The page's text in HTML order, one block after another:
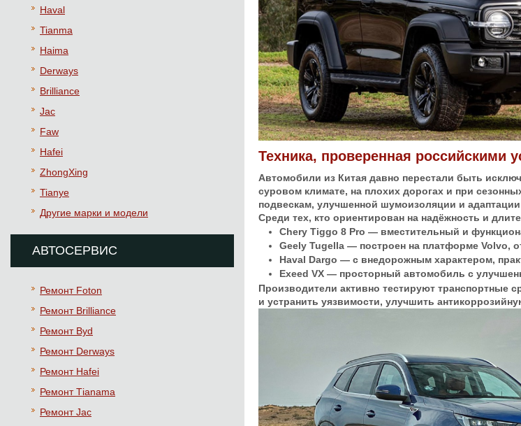
Haval
Tianma
Haima
Derways
Brilliance
Jac
Faw
Hafei
ZhongXing
Tianye
Другие марки и модели
АВТОСЕРВИС
Ремонт Foton
Ремонт Brilliance
Ремонт Byd
Ремонт Derways
Ремонт Hafei
Ремонт Тianama
Ремонт Jac
Техника, проверенная российскими
Автомобили из Китая давно перестали быть
суровом климате, на плохих дорогах и при
подвескам, улучшенной шумоизоляции и
Среди тех, кто ориентирован на надёжность и
Chery Tiggo 8 Pro — вместительный и
Geely Tugella — построен на платформе Volvo,
Haval Dargo — с внедорожным характером,
Exeed VX — просторный автомобиль с
Производители активно тестируют транспортные
и устранить уязвимости, улучшить